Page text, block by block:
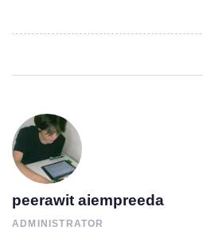
peerawit aiempreeda
ADMINISTRATOR